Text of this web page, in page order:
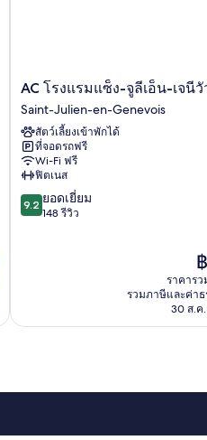
AC
โรง
แรม
แซ็ง-
จู
ลี
เอ็น-
เจ
นี
AC โรงแรมแซ็ง-จูลีเอ็น-เจนีวั
Saint-Julien-en-Genevois
สัตว์เลี้ยงเข้าพักได้
ที่จอดรถฟรี
Wi-Fi ฟรี
ฟิตเนส
9.2
จาก
9.2 ยอดเยี่ยม
148 รีวิว
ร
ปั
คื
฿
ราคารว
รวมภาษีและค่าธ
30 ส.ค